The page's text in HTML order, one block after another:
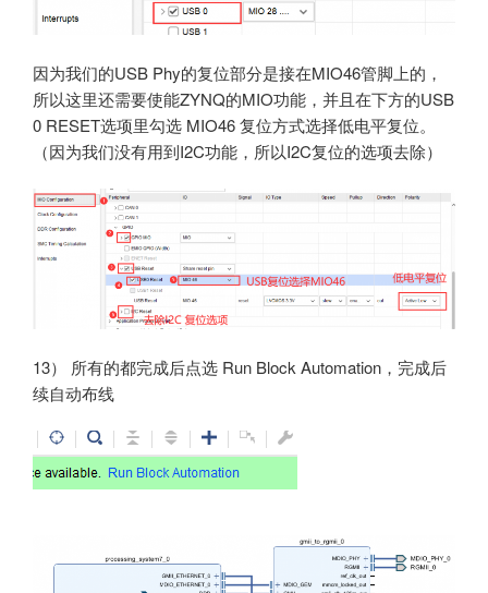
因为我们的USB Phy的复位部分是接在MIO46管脚上的，
所以这里还需要使能ZYNQ的MIO功能，并且在下方的USB
0 RESET选项里勾选 MIO46 复位方式选择低电平复位。
（因为我们没有用到I2C功能，所以I2C复位的选项去除）
13） 所有的都完成后点选 Run Block Automation，完成后
续自动布线